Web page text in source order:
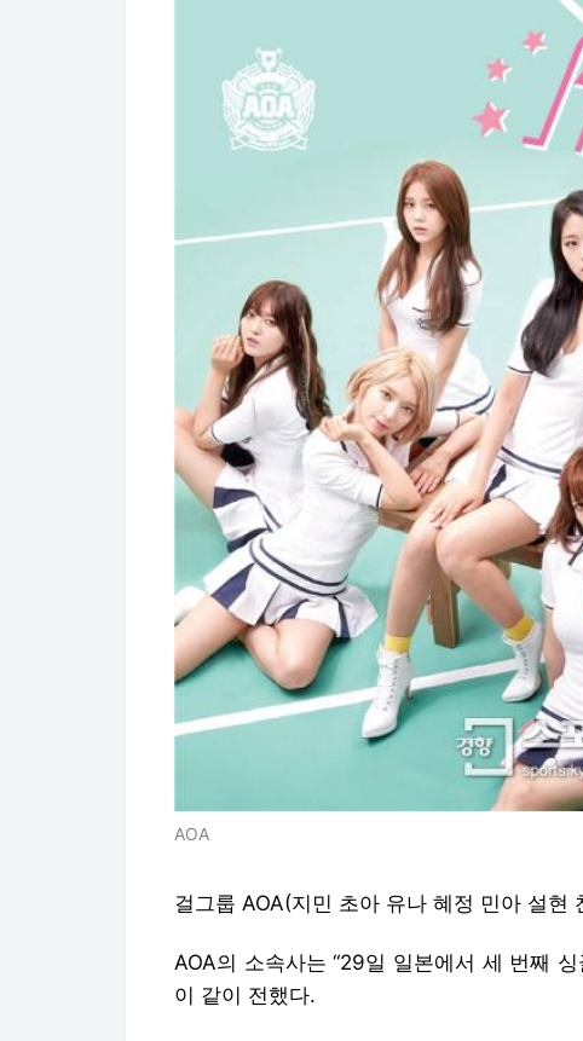
AOA
걸그룹 AOA(지민 초아 유나 혜정 민아 설현
AOA의 소속사는 “29일 일본에서 세 번째 싱
이 같이 전했다.